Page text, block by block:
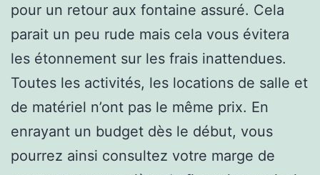
pour un retour aux fontaine assuré. Cela
parait un peu rude mais cela vous évitera
les étonnement sur les frais inattendues.
Toutes les activités, les locations de salle et
de matériel n’ont pas le même prix. En
enrayant un budget dès le début, vous
pourrez ainsi consultez votre marge de